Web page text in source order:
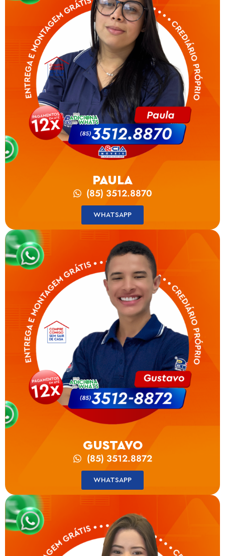
PAULA
(85) 3512.8870
WHATSAPP
GUSTAVO
(85) 3512.8872
WHATSAPP